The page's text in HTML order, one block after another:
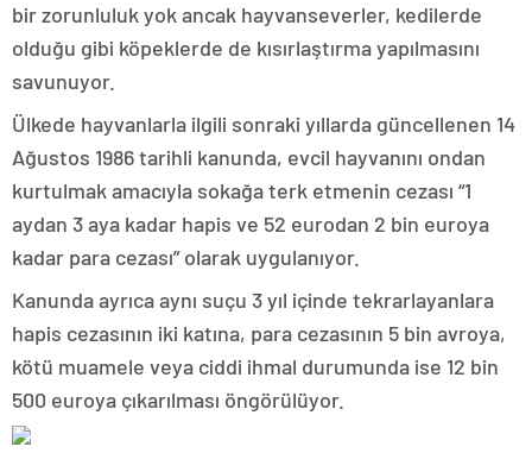
bir zorunluluk yok ancak hayvanseverler, kedilerde
olduğu gibi köpeklerde de kısırlaştırma yapılmasını
savunuyor.
Ülkede hayvanlarla ilgili sonraki yıllarda güncellenen 14
Ağustos 1986 tarihli kanunda, evcil hayvanını ondan
kurtulmak amacıyla sokağa terk etmenin cezası “1
aydan 3 aya kadar hapis ve 52 eurodan 2 bin euroya
kadar para cezası” olarak uygulanıyor.
Kanunda ayrıca aynı suçu 3 yıl içinde tekrarlayanlara
hapis cezasının iki katına, para cezasının 5 bin avroya,
kötü muamele veya ciddi ihmal durumunda ise 12 bin
500 euroya çıkarılması öngörülüyor.